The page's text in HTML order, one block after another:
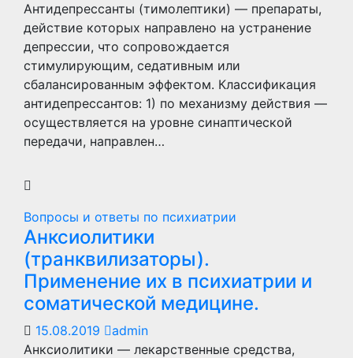
Антидепрессанты (тимолептики) — препараты,
действие которых направлено на устранение
депрессии, что сопровождается
стимулирующим, седативным или
сбалансированным эффектом. Классификация
антидепрессантов: 1) по механизму действия —
осуществляется на уровне синаптической
передачи, направлен…
Вопросы и ответы по психиатрии
Анксиолитики
(транквилизаторы).
Применение их в психиатрии и
соматической медицине.
15.08.2019
admin
Анксиолитики — лекарственные средства,